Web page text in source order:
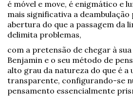
é móvel e move, é enigmático e
mais significativa a deambulação
abertura do que a passagem da
delimita problemas,
com a pretensão de chegar à
Benjamin e o seu método de
alto grau da natureza do que é a
transparente, configurando-se
pensamento essencialmente